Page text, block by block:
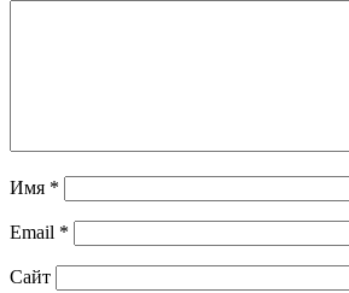
Имя *
Email *
Сайт